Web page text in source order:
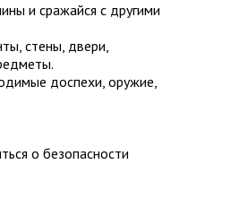
и сражайся с другими
стены, двери,
доспехи, оружие,
о безопасности